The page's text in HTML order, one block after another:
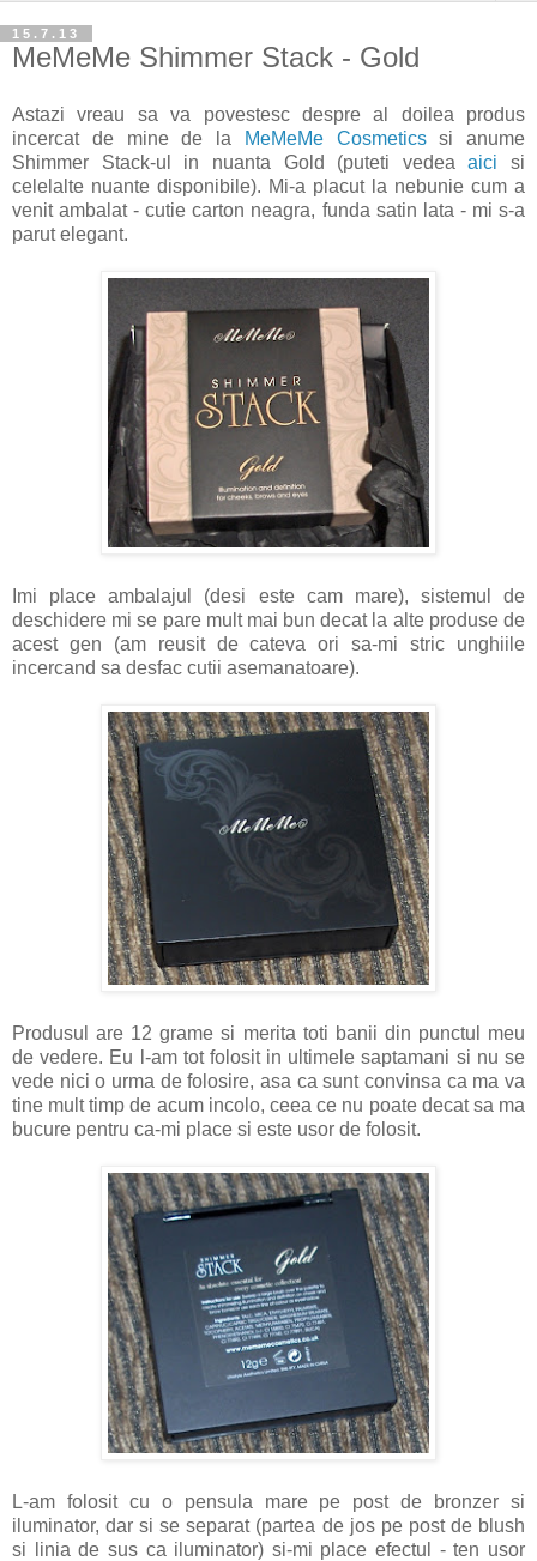
15.7.13
MeMeMe Shimmer Stack - Gold
Astazi vreau sa va povestesc despre al doilea produs
incercat de mine de la
MeMeMe Cosmeticssi anume
Shimmer Stack-ul in nuanta Gold (puteti vedeaaici si
celelalte nuante disponibile). Mi-a placut la nebunie cum a
venit ambalat - cutie carton neagra, funda satin lata - mi s-a
parut elegant.
Imi place ambalajul (desi este cam mare), sistemul de
deschidere mi se pare mult mai bun decat la alte produse de
acest gen (am reusit de cateva ori sa-mi stric unghiile
incercand sa desfac cutii asemanatoare).
Produsul are 12 grame si merita toti banii din punctul meu
de vedere. Eu l-am tot folosit in ultimele saptamani si nu se
vede nici o urma de folosire, asa ca sunt convinsa ca ma va
tine mult timp de acum incolo, ceea ce nu poate decat sa ma
bucure pentru ca-mi place si este usor de folosit.
L-am folosit cu o pensula mare pe post de bronzer si
iluminator, dar si se separat (partea de jos pe post de blush
si linia de sus ca iluminator) si-mi place efectul - ten usor